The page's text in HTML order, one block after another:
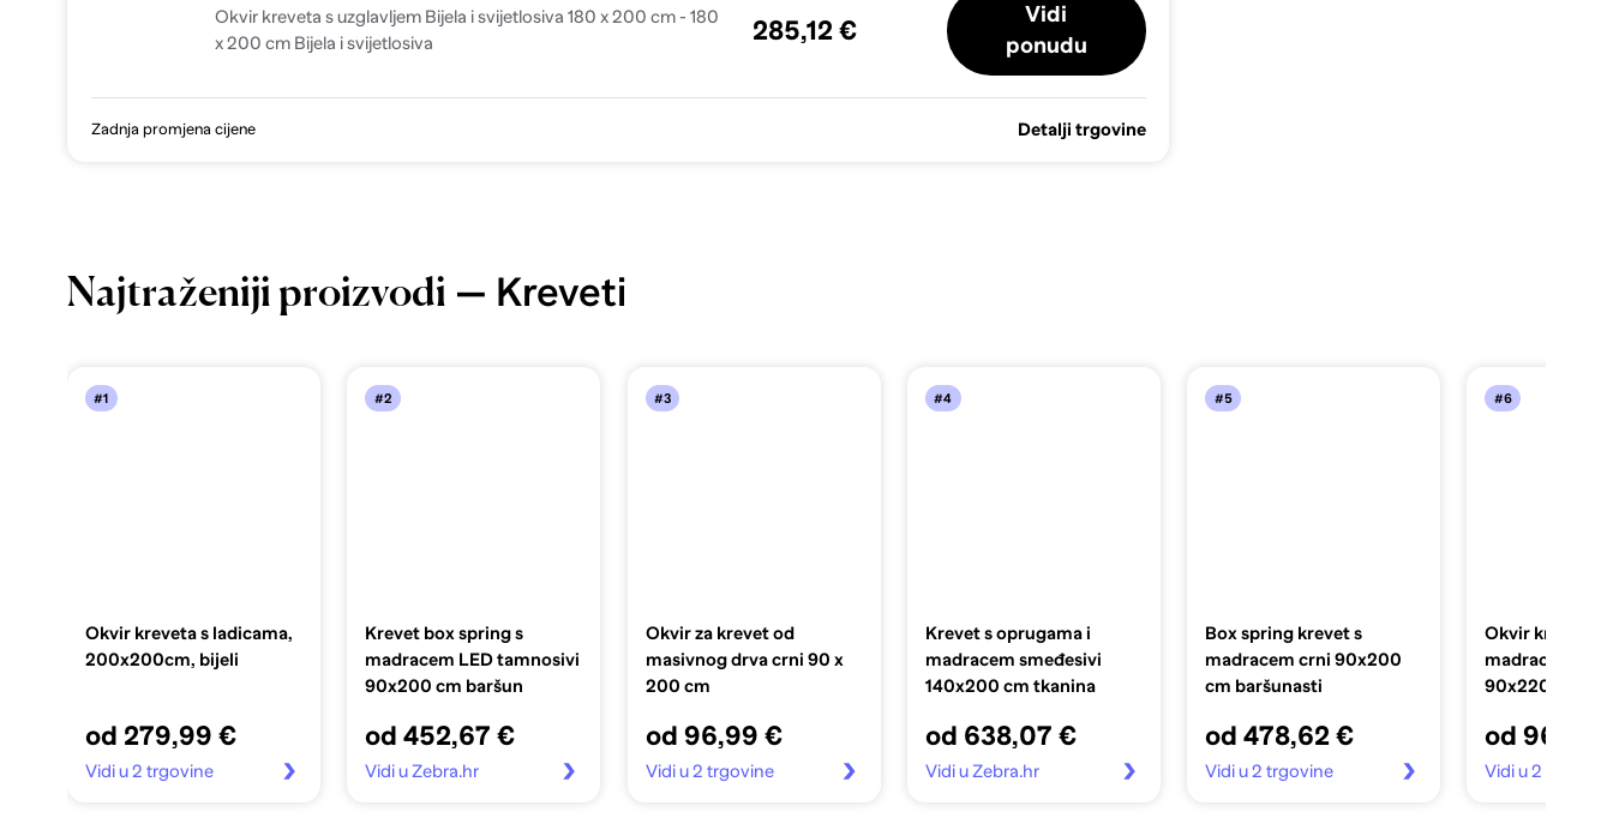
Okvir kreveta s uzglavljem Bijela i svijetlosiva 180 x 200 cm - 180
x 200 cm Bijela i svijetlosiva
285,12 €
Vidi
ponudu
Zadnja promjena cijene Detalji trgovine
Najtraženiji proizvodi — Kreveti
#1
Okvir kreveta s ladicama,
200x200cm, bijeli
od 279,99 €
Vidi u 2 trgovine
#2
Krevet box spring s
madracem LED tamnosivi
90x200 cm baršun
od 452,67 €
Vidi u Zebra.hr
#3
Okvir za krevet od
masivnog drva crni 90 x
200 cm
od 96,99 €
Vidi u 2 trgovine
#4
Krevet s oprugama i
madracem smeđesivi
140x200 cm tkanina
od 638,07 €
Vidi u Zebra.hr
#5
Box spring krevet s
madracem crni 90x200
cm baršunasti
od 478,62 €
Vidi u 2 trgovine
#6
Okvir kreveta
madraca
90x220 cm
od 96,99
Vidi u 2 trgovine